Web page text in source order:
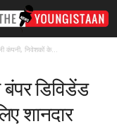
कंपनी, निवेशकों के...
डिविडेंड
शानदार